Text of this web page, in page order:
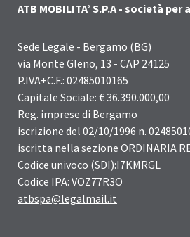
ATB MOBILITA’ S.P.A - società per
Sede Legale - Bergamo (BG)
via Monte Gleno, 13 - CAP 24125
P.IVA+C.F.: 02485010165
Capitale Sociale: € 36.390.000,00
Reg. imprese di Bergamo
iscrizione del 02/10/1996 n.
iscritta nella sezione ORDINARIA
Codice univoco (SDI):I7KMRGL
Codice IPA: VOZ77R3O
atbspa@legalmail.it